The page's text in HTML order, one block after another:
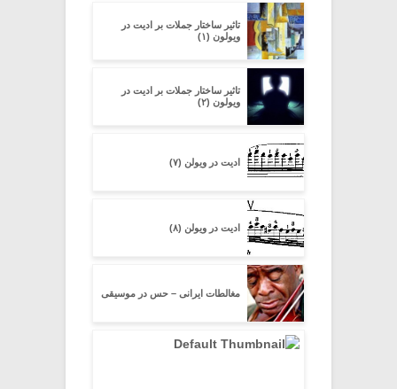
تاثیر ساختار جملات بر ادیت در
ویولون (۱)
تاثیر ساختار جملات بر ادیت در
ویولون (۲)
ادیت در ویولن (۷)
ادیت در ویولن (۸)
مغالطات ایرانی – حس در موسیقی